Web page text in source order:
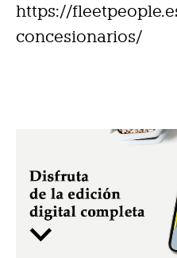
https://
concesionarios/